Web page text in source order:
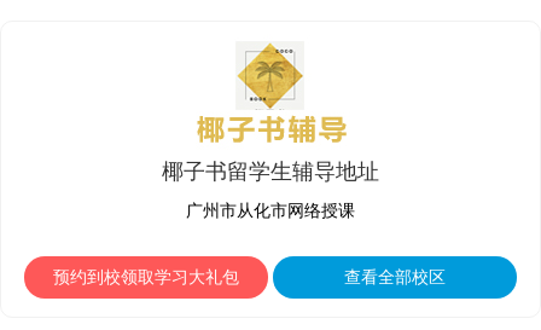
椰子书留学生辅导地址
广州市从化市网络授课
预约到校领取学习大礼包 查看全部校区